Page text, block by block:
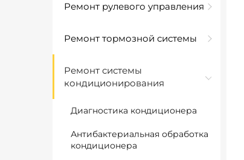
Ремонт рулевого управления
Ремонт тормозной системы
Ремонт системы
кондиционирования
Диагностика кондиционера
Антибактериальная обработка
кондиционера